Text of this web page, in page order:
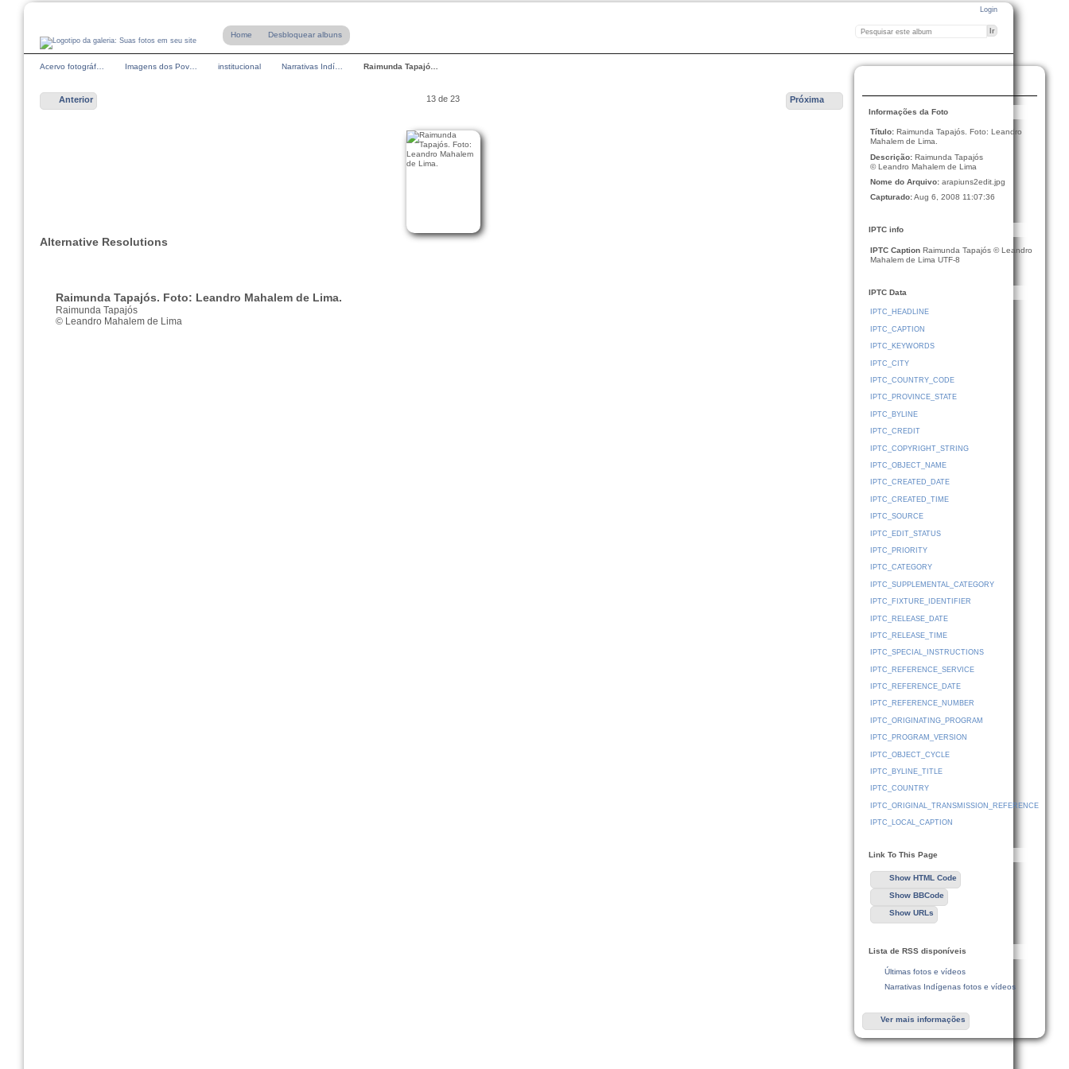
Login
Home Desbloquear albuns
Acervo fotográf… Imagens dos Pov… institucional Narrativas Indí… Raimunda Tapajó…
Anterior 13 de 23 Próxima
Alternative Resolutions
Raimunda Tapajós. Foto: Leandro Mahalem de Lima.
Raimunda Tapajós
© Leandro Mahalem de Lima
Informações da Foto
Título: Raimunda Tapajós. Foto: Leandro
Mahalem de Lima.
Descrição: Raimunda Tapajós
© Leandro Mahalem de Lima
Nome do Arquivo: arapiuns2edit.jpg
Capturado:Aug 6, 2008 11:07:36
IPTC info
IPTC Caption Raimunda Tapajós © Leandro
Mahalem de Lima UTF-8
IPTC Data
IPTC_HEADLINE
IPTC_CAPTION
IPTC_KEYWORDS
IPTC_CITY
IPTC_COUNTRY_CODE
IPTC_PROVINCE_STATE
IPTC_BYLINE
IPTC_CREDIT
IPTC_COPYRIGHT_STRING
IPTC_OBJECT_NAME
IPTC_CREATED_DATE
IPTC_CREATED_TIME
IPTC_SOURCE
IPTC_EDIT_STATUS
IPTC_PRIORITY
IPTC_CATEGORY
IPTC_SUPPLEMENTAL_CATEGORY
IPTC_FIXTURE_IDENTIFIER
IPTC_RELEASE_DATE
IPTC_RELEASE_TIME
IPTC_SPECIAL_INSTRUCTIONS
IPTC_REFERENCE_SERVICE
IPTC_REFERENCE_DATE
IPTC_REFERENCE_NUMBER
IPTC_ORIGINATING_PROGRAM
IPTC_PROGRAM_VERSION
IPTC_OBJECT_CYCLE
IPTC_BYLINE_TITLE
IPTC_COUNTRY
IPTC_ORIGINAL_TRANSMISSION_REFERENCE
IPTC_LOCAL_CAPTION
Link To This Page
Show HTML Code
Show BBCode
Show URLs
Lista de RSS disponíveis
Últimas fotos e vídeos
Narrativas Indígenas fotos e vídeos
Ver mais informações